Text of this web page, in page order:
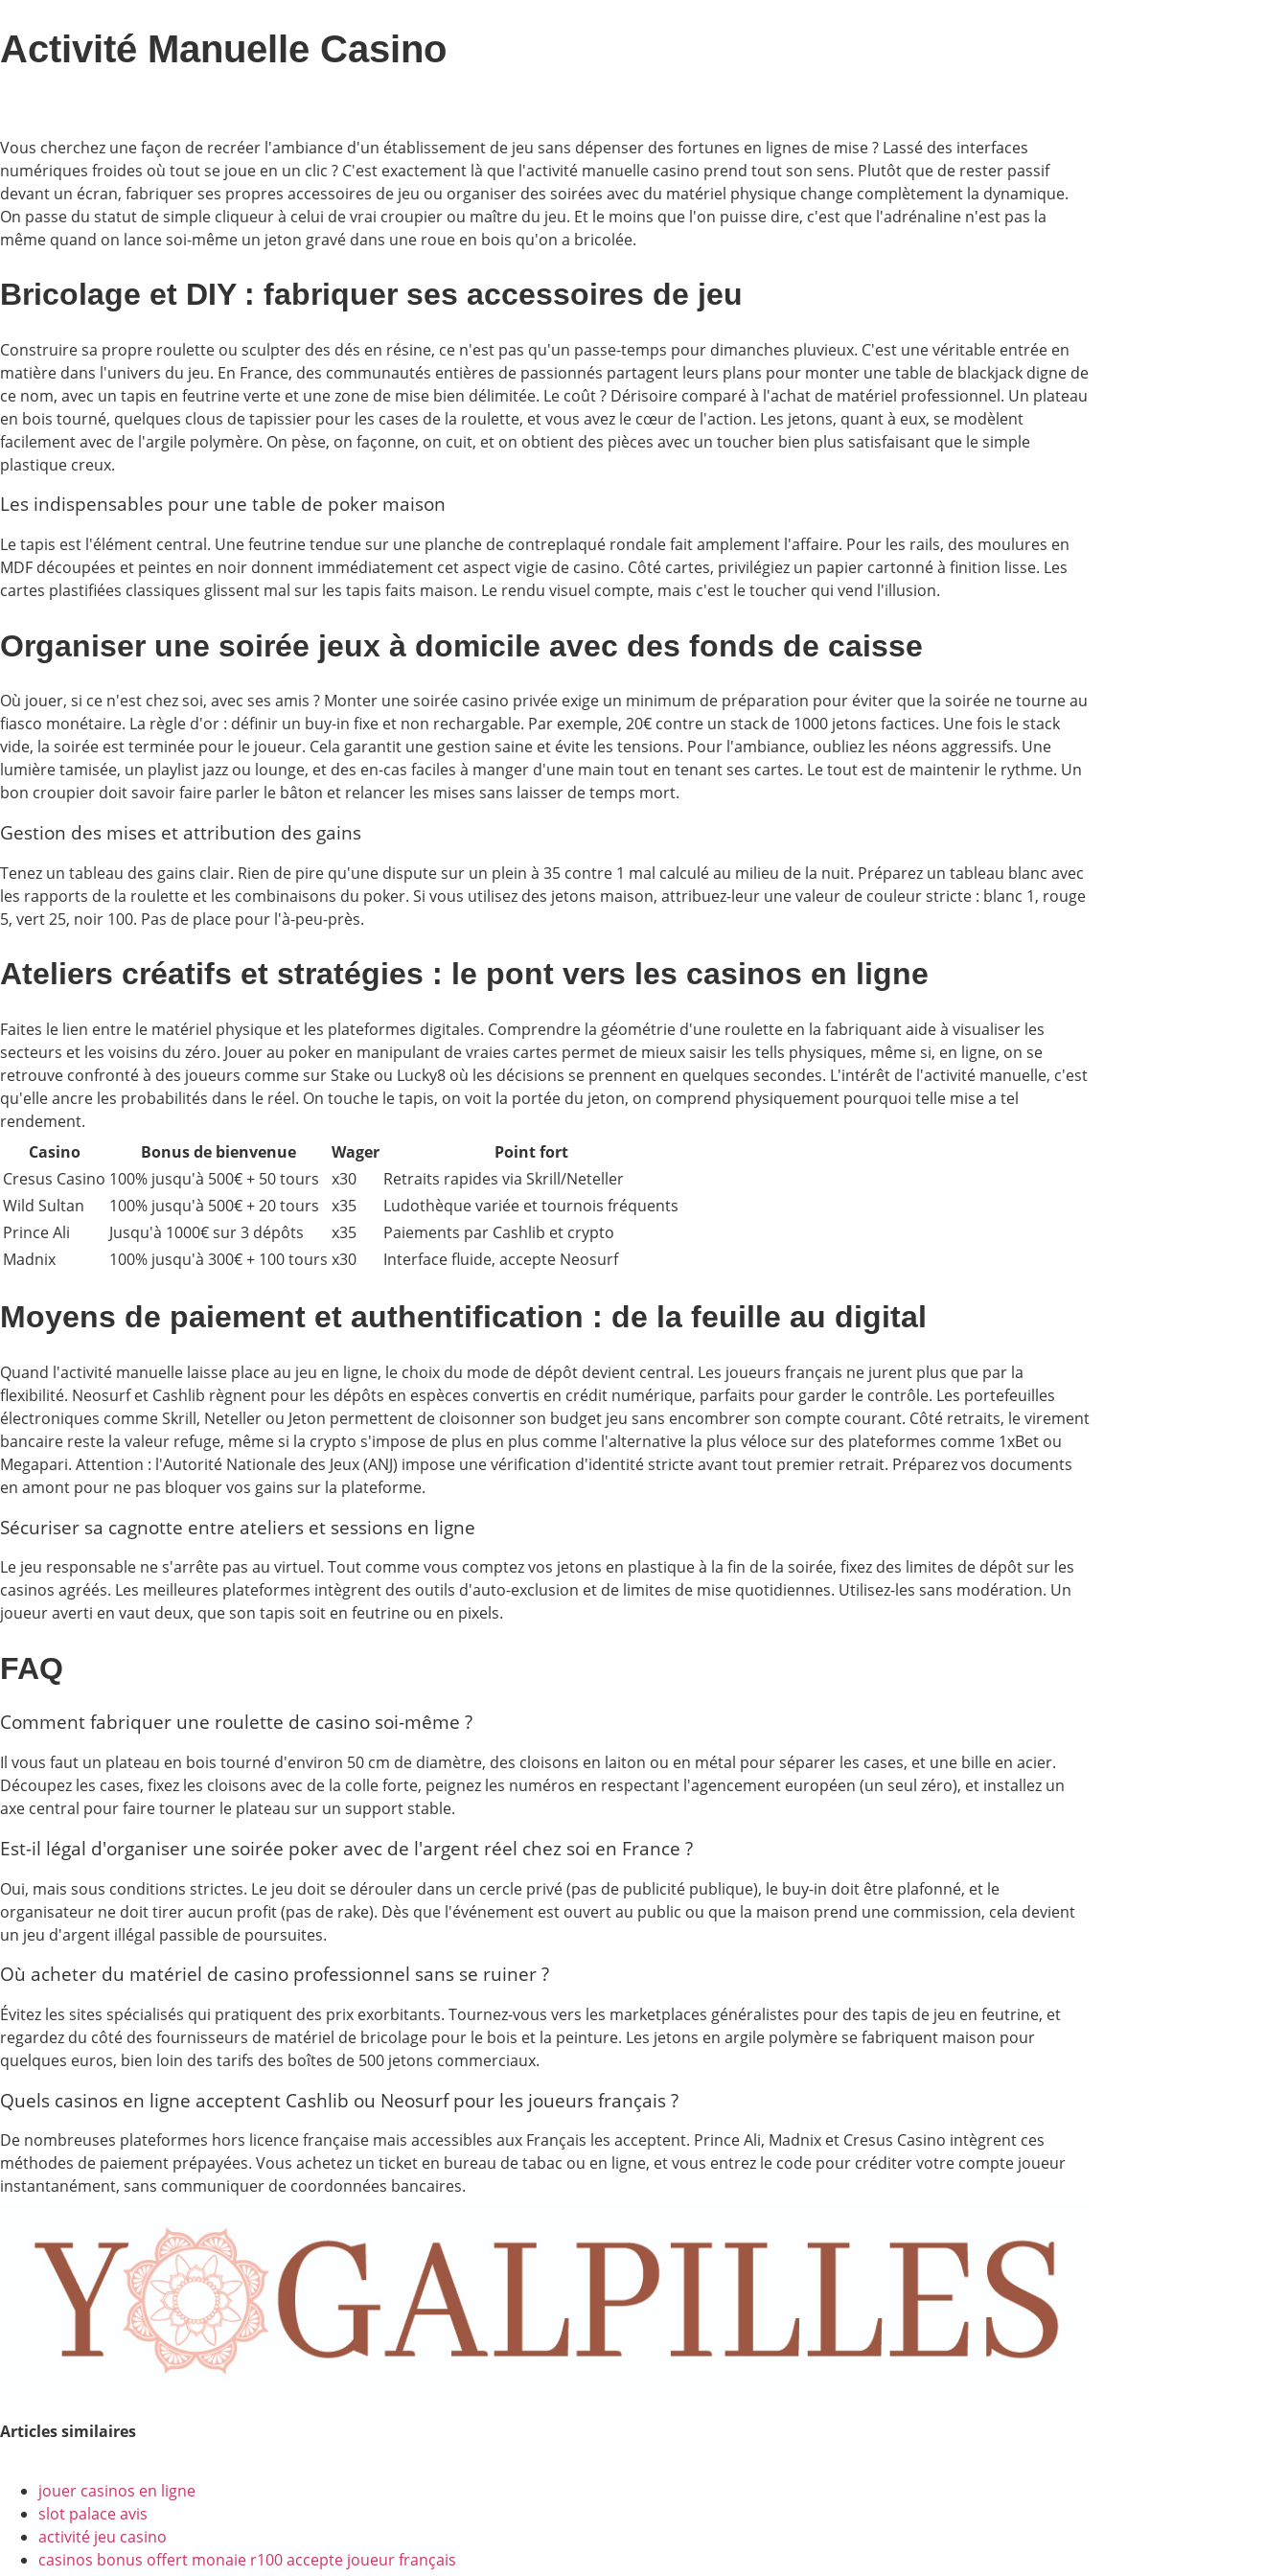
Activité Manuelle Casino
Vous cherchez une façon de recréer l'ambiance d'un établissement de jeu sans dépenser des fortunes en lignes de mise ? Lassé des interfaces
numériques froides où tout se joue en un clic ? C'est exactement là que l'activité manuelle casino prend tout son sens. Plutôt que de rester passif
devant un écran, fabriquer ses propres accessoires de jeu ou organiser des soirées avec du matériel physique change complètement la dynamique.
On passe du statut de simple cliqueur à celui de vrai croupier ou maître du jeu. Et le moins que l'on puisse dire, c'est que l'adrénaline n'est pas la
même quand on lance soi-même un jeton gravé dans une roue en bois qu'on a bricolée.
Bricolage et DIY : fabriquer ses accessoires de jeu
Construire sa propre roulette ou sculpter des dés en résine, ce n'est pas qu'un passe-temps pour dimanches pluvieux. C'est une véritable entrée en
matière dans l'univers du jeu. En France, des communautés entières de passionnés partagent leurs plans pour monter une table de blackjack digne de
ce nom, avec un tapis en feutrine verte et une zone de mise bien délimitée. Le coût ? Dérisoire comparé à l'achat de matériel professionnel. Un plateau
en bois tourné, quelques clous de tapissier pour les cases de la roulette, et vous avez le cœur de l'action. Les jetons, quant à eux, se modèlent
facilement avec de l'argile polymère. On pèse, on façonne, on cuit, et on obtient des pièces avec un toucher bien plus satisfaisant que le simple
plastique creux.
Les indispensables pour une table de poker maison
Le tapis est l'élément central. Une feutrine tendue sur une planche de contreplaqué rondale fait amplement l'affaire. Pour les rails, des moulures en
MDF découpées et peintes en noir donnent immédiatement cet aspect vigie de casino. Côté cartes, privilégiez un papier cartonné à finition lisse. Les
cartes plastifiées classiques glissent mal sur les tapis faits maison. Le rendu visuel compte, mais c'est le toucher qui vend l'illusion.
Organiser une soirée jeux à domicile avec des fonds de caisse
Où jouer, si ce n'est chez soi, avec ses amis ? Monter une soirée casino privée exige un minimum de préparation pour éviter que la soirée ne tourne au
fiasco monétaire. La règle d'or : définir un buy-in fixe et non rechargable. Par exemple, 20€ contre un stack de 1000 jetons factices. Une fois le stack
vide, la soirée est terminée pour le joueur. Cela garantit une gestion saine et évite les tensions. Pour l'ambiance, oubliez les néons aggressifs. Une
lumière tamisée, un playlist jazz ou lounge, et des en-cas faciles à manger d'une main tout en tenant ses cartes. Le tout est de maintenir le rythme. Un
bon croupier doit savoir faire parler le bâton et relancer les mises sans laisser de temps mort.
Gestion des mises et attribution des gains
Tenez un tableau des gains clair. Rien de pire qu'une dispute sur un plein à 35 contre 1 mal calculé au milieu de la nuit. Préparez un tableau blanc avec
les rapports de la roulette et les combinaisons du poker. Si vous utilisez des jetons maison, attribuez-leur une valeur de couleur stricte : blanc 1, rouge
5, vert 25, noir 100. Pas de place pour l'à-peu-près.
Ateliers créatifs et stratégies : le pont vers les casinos en ligne
Faites le lien entre le matériel physique et les plateformes digitales. Comprendre la géométrie d'une roulette en la fabriquant aide à visualiser les
secteurs et les voisins du zéro. Jouer au poker en manipulant de vraies cartes permet de mieux saisir les tells physiques, même si, en ligne, on se
retrouve confronté à des joueurs comme sur Stake ou Lucky8 où les décisions se prennent en quelques secondes. L'intérêt de l'activité manuelle, c'est
qu'elle ancre les probabilités dans le réel. On touche le tapis, on voit la portée du jeton, on comprend physiquement pourquoi telle mise a tel
rendement.
Casino
Bonus de bienvenue Wager
Point fort
Cresus Casino 100% jusqu'à 500€ + 50 tours x30
Retraits rapides via Skrill/Neteller
Wild Sultan
100% jusqu'à 500€ + 20 tours x35
Ludothèque variée et tournois fréquents
Prince Ali
Jusqu'à 1000€ sur 3 dépôts x35
Paiements par Cashlib et crypto
Madnix
100% jusqu'à 300€ + 100 tours x30 Interface fluide, accepte Neosurf
Moyens de paiement et authentification : de la feuille au digital
Quand l'activité manuelle laisse place au jeu en ligne, le choix du mode de dépôt devient central. Les joueurs français ne jurent plus que par la
flexibilité. Neosurf et Cashlib règnent pour les dépôts en espèces convertis en crédit numérique, parfaits pour garder le contrôle. Les portefeuilles
électroniques comme Skrill, Neteller ou Jeton permettent de cloisonner son budget jeu sans encombrer son compte courant. Côté retraits, le virement
bancaire reste la valeur refuge, même si la crypto s'impose de plus en plus comme l'alternative la plus véloce sur des plateformes comme 1xBet ou
Megapari. Attention : l'Autorité Nationale des Jeux (ANJ) impose une vérification d'identité stricte avant tout premier retrait. Préparez vos documents
en amont pour ne pas bloquer vos gains sur la plateforme.
Sécuriser sa cagnotte entre ateliers et sessions en ligne
Le jeu responsable ne s'arrête pas au virtuel. Tout comme vous comptez vos jetons en plastique à la fin de la soirée, fixez des limites de dépôt sur les
casinos agréés. Les meilleures plateformes intègrent des outils d'auto-exclusion et de limites de mise quotidiennes. Utilisez-les sans modération. Un
joueur averti en vaut deux, que son tapis soit en feutrine ou en pixels.
FAQ
Comment fabriquer une roulette de casino soi-même ?
Il vous faut un plateau en bois tourné d'environ 50 cm de diamètre, des cloisons en laiton ou en métal pour séparer les cases, et une bille en acier.
Découpez les cases, fixez les cloisons avec de la colle forte, peignez les numéros en respectant l'agencement européen (un seul zéro), et installez un
axe central pour faire tourner le plateau sur un support stable.
Est-il légal d'organiser une soirée poker avec de l'argent réel chez soi en France ?
Oui, mais sous conditions strictes. Le jeu doit se dérouler dans un cercle privé (pas de publicité publique), le buy-in doit être plafonné, et le
organisateur ne doit tirer aucun profit (pas de rake). Dès que l'événement est ouvert au public ou que la maison prend une commission, cela devient
un jeu d'argent illégal passible de poursuites.
Où acheter du matériel de casino professionnel sans se ruiner ?
Évitez les sites spécialisés qui pratiquent des prix exorbitants. Tournez-vous vers les marketplaces généralistes pour des tapis de jeu en feutrine, et
regardez du côté des fournisseurs de matériel de bricolage pour le bois et la peinture. Les jetons en argile polymère se fabriquent maison pour
quelques euros, bien loin des tarifs des boîtes de 500 jetons commerciaux.
Quels casinos en ligne acceptent Cashlib ou Neosurf pour les joueurs français ?
De nombreuses plateformes hors licence française mais accessibles aux Français les acceptent. Prince Ali, Madnix et Cresus Casino intègrent ces
méthodes de paiement prépayées. Vous achetez un ticket en bureau de tabac ou en ligne, et vous entrez le code pour créditer votre compte joueur
instantanément, sans communiquer de coordonnées bancaires.
Articles similaires
jouer casinos en ligne
slot palace avis
activité jeu casino
casinos bonus offert monaie r100 accepte joueur français